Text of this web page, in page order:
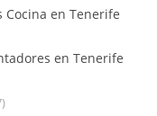
Cocina en Tenerife
en Tenerife